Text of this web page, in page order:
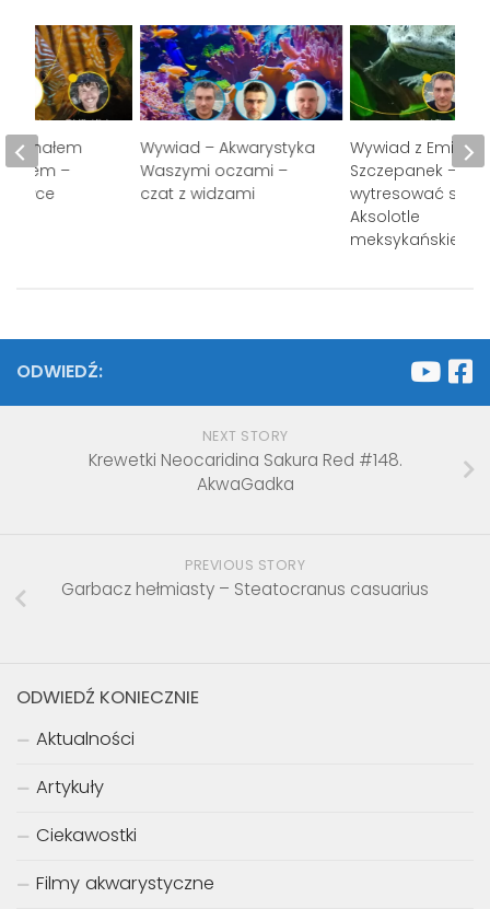
Wywiad – Akwarystyka
Waszymi oczami –
czat z widzami
Wywiad z Emilią
Szczepanek – Jak
wytresować
Aksolotle
meksykańskie.
Michałem
–
ODWIEDŹ:
NEXT STORY
Krewetki Neocaridina Sakura Red #148.
AkwaGadka
PREVIOUS STORY
Garbacz hełmiasty – Steatocranus casuarius
ODWIEDŹ KONIECZNIE
Aktualności
Artykuły
Ciekawostki
Filmy akwarystyczne